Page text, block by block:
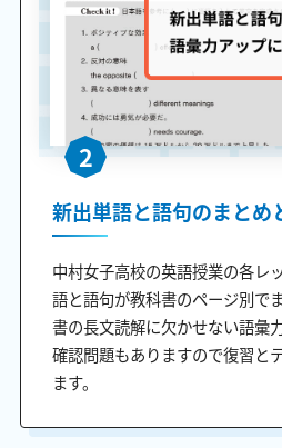
2
新出単語と語句のまとめ
中村女子高校の英語授業の各レ
語と語句が教科書のページ別で
書の長文読解に欠かせない語彙
確認問題もありますので復習と
ます。